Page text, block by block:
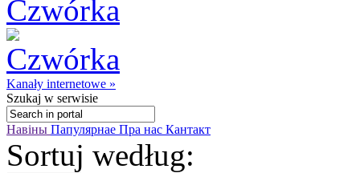
Kanały internetowe »
Szukaj w serwisie
Навіны Папулярнае Пра нас Кантакт
Sortuj według: